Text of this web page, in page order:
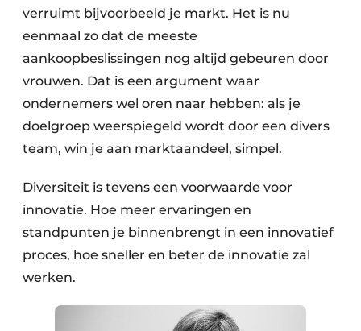
verruimt bijvoorbeeld je markt. Het is nu
eenmaal zo dat de meeste
aankoopbeslissingen nog altijd gebeuren door
vrouwen. Dat is een argument waar
ondernemers wel oren naar hebben: als je
doelgroep weerspiegeld wordt door een divers
team, win je aan marktaandeel, simpel.
Diversiteit is tevens een voorwaarde voor
innovatie. Hoe meer ervaringen en
standpunten je binnenbrengt in een innovatief
proces, hoe sneller en beter de innovatie zal
werken.